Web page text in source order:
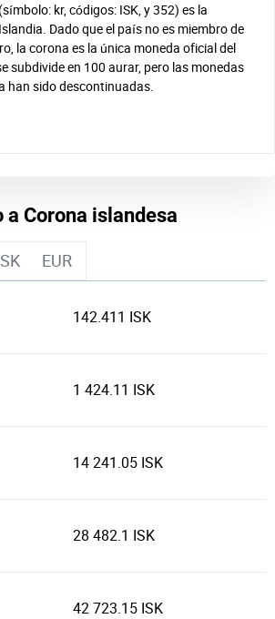
kr, códigos: ISK, y 352) es la
Dado que el país no es miembro de
la corona es la única moneda oficial del
subdivide en 100 aurar, pero las monedas
han sido descontinuadas.
a Corona islandesa
EUR
142.411 ISK
1 424.11 ISK
14 241.05 ISK
28 482.1 ISK
42 723.15 ISK